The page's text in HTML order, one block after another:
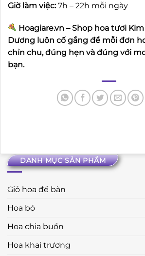
DANH MỤC SẢN PHẨM
Giỏ hoa để bàn
Hoa bó
Hoa chia buồn
Hoa khai trương
Giờ làm việc:7h – 22h mỗi ngày
Hoagiare.vn – Shop hoa tươi
Dương luôn cố gắng để mỗi đơn
chỉn chu, đúng hẹn và đúng với
bạn.